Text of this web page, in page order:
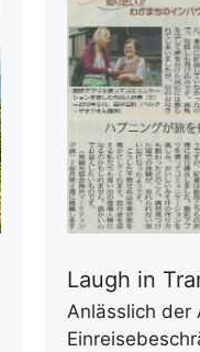
Laugh in
Anlässlich der